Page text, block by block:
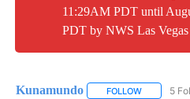
11:29AM PDT until
PDT by NWS Las
Kunamundo FOLLOW FOLLOW
5